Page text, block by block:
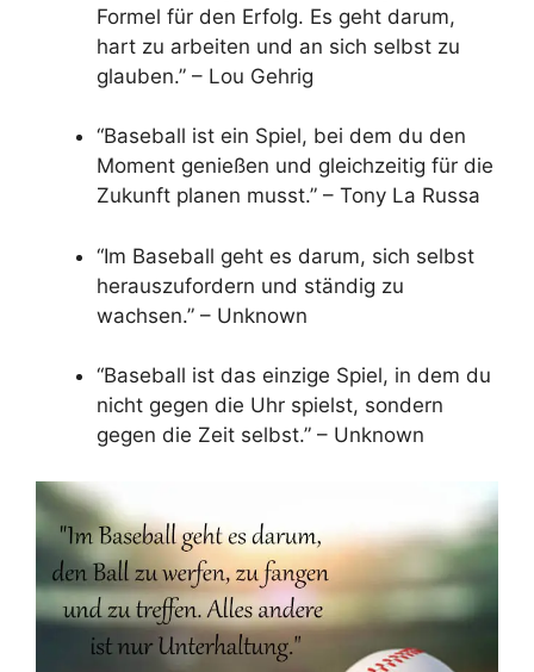
Formel für den Erfolg. Es geht darum,
hart zu arbeiten und an sich selbst zu
glauben.” – Lou Gehrig
“Baseball ist ein Spiel, bei dem du den
Moment genießen und gleichzeitig für die
Zukunft planen musst.” – Tony La Russa
“Im Baseball geht es darum, sich selbst
herauszufordern und ständig zu
wachsen.” – Unknown
“Baseball ist das einzige Spiel, in dem du
nicht gegen die Uhr spielst, sondern
gegen die Zeit selbst.” – Unknown